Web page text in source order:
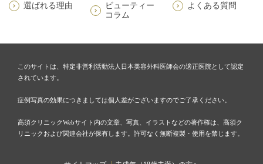
選ばれる理由
ビューティー
コラム
よくある質問
このサイトは、特定非営利活動法人日本美容外科医師会の適正医院として認定
されています。
症例写真の効果につきましては個人差がございますのでご了承ください。
高須クリニックWebサイト内の文章、写真、イラストなどの著作権は、高須ク
リニックおよび関連会社が保有します。許可なく無断複製・使用を禁じます。